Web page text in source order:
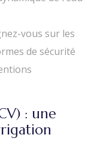
vous sur les
de sécurité
: une